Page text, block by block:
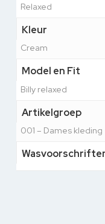
Relaxed
Kleur
Cream
Model en Fit
Billy relaxed
Artikelgroep
001 – Dames kleding